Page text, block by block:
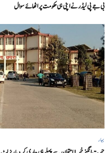
بی جے پی لیڈر نے اپنی ہی حکومت پر اٹھائے سوال
بہار